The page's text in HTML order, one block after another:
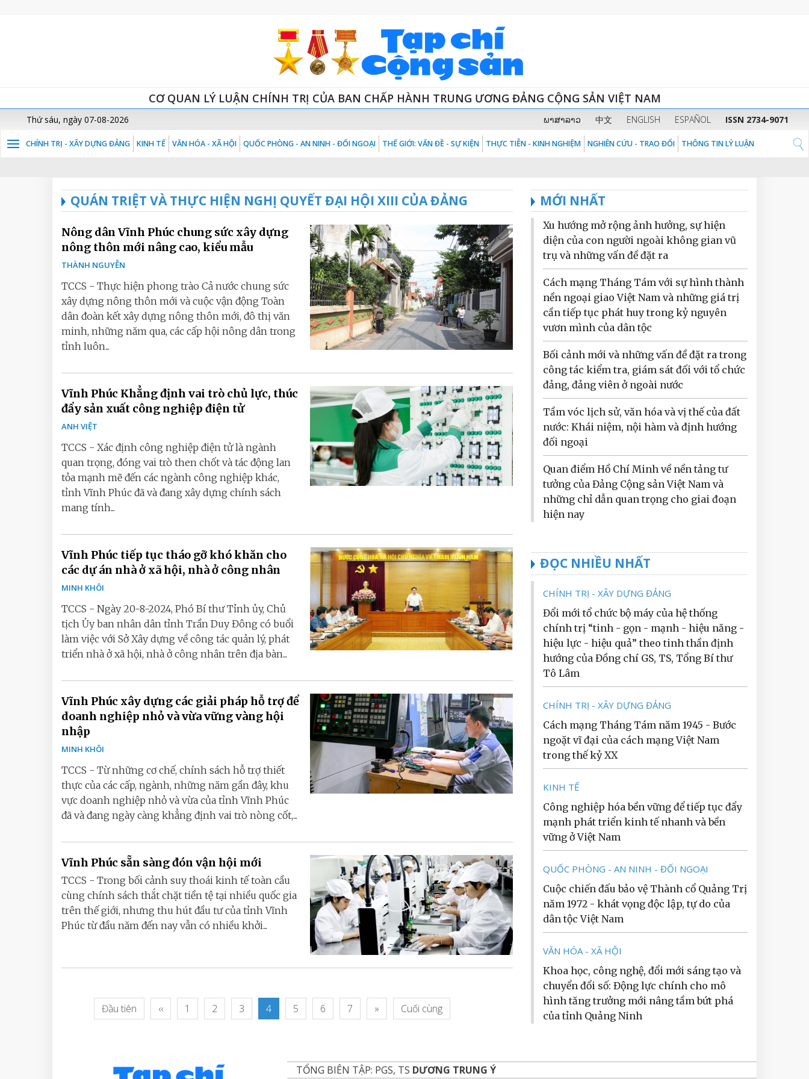
CƠ QUAN LÝ LUẬN CHÍNH TRỊ CỦA BAN CHẤP HÀNH TRUNG ƯƠNG ĐẢNG CỘNG SẢN VIỆT NAM
Thứ sáu, ngày 07-08-2026 ພາສາລາວ 中文 ENGLISH ESPAÑOL ISSN 2734-9071
CHÍNH TRỊ - XÂY DỰNG ĐẢNG KINH TẾ VĂN HÓA - XÃ HỘI QUỐC PHÒNG - AN NINH - ĐỐI NGOẠI THẾ GIỚI: VẤN ĐỀ - SỰ KIỆN THỰC TIỄN - KINH NGHIỆM NGHIÊN CỨU - TRAO ĐỔI THÔNG TIN LÝ LUẬN
QUÁN TRIỆT VÀ THỰC HIỆN NGHỊ QUYẾT ĐẠI HỘI XIII CỦA ĐẢNG
Nông dân Vĩnh Phúc chung sức xây dựng
nông thôn mới nâng cao, kiểu mẫu
THÀNH NGUYỄN
TCCS - Thực hiện phong trào Cả nước chung sức
xây dựng nông thôn mới và cuộc vận động Toàn
dân đoàn kết xây dựng nông thôn mới, đô thị văn
minh, những năm qua, các cấp hội nông dân trong
tỉnh luôn...
Vĩnh Phúc Khẳng định vai trò chủ lực, thúc
đẩy sản xuất công nghiệp điện tử
ANH VIỆT
TCCS - Xác định công nghiệp điện tử là ngành
quan trọng, đóng vai trò then chốt và tác động lan
tỏa mạnh mẽ đến các ngành công nghiệp khác,
tỉnh Vĩnh Phúc đã và đang xây dựng chính sách
mang tính...
Vĩnh Phúc tiếp tục tháo gỡ khó khăn cho
các dự án nhà ở xã hội, nhà ở công nhân
MINH KHÔI
TCCS - Ngày 20-8-2024, Phó Bí thư Tỉnh ủy, Chủ
tịch Ủy ban nhân dân tỉnh Trần Duy Đông có buổi
làm việc với Sở Xây dựng về công tác quản lý, phát
triển nhà ở xã hội, nhà ở công nhân trên địa bàn...
Vĩnh Phúc xây dựng các giải pháp hỗ trợ để
doanh nghiệp nhỏ và vừa vững vàng hội
nhập
MINH KHÔI
TCCS - Từ những cơ chế, chính sách hỗ trợ thiết
thực của các cấp, ngành, những năm gần đây, khu
vực doanh nghiệp nhỏ và vừa của tỉnh Vĩnh Phúc
đã và đang ngày càng khẳng định vai trò nòng cốt,...
Vĩnh Phúc sẵn sàng đón vận hội mới
TCCS - Trong bối cảnh suy thoái kinh tế toàn cầu
cùng chính sách thắt chặt tiền tệ tại nhiều quốc gia
trên thế giới, nhưng thu hút đầu tư của tỉnh Vĩnh
Phúc từ đầu năm đến nay vẫn có nhiều khởi...
Đầu tiên ‹‹ 1 2 3 4 5 6 7 » Cuối cùng
MỚI NHẤT
Xu hướng mở rộng ảnh hưởng, sự hiện
diện của con người ngoài không gian vũ
trụ và những vấn đề đặt ra
Cách mạng Tháng Tám với sự hình thành
nền ngoại giao Việt Nam và những giá trị
cần tiếp tục phát huy trong kỷ nguyên
vươn mình của dân tộc
Bối cảnh mới và những vấn đề đặt ra trong
công tác kiểm tra, giám sát đối với tổ chức
đảng, đảng viên ở ngoài nước
Tầm vóc lịch sử, văn hóa và vị thế của đất
nước: Khái niệm, nội hàm và định hướng
đối ngoại
Quan điểm Hồ Chí Minh về nền tảng tư
tưởng của Đảng Cộng sản Việt Nam và
những chỉ dẫn quan trọng cho giai đoạn
hiện nay
ĐỌC NHIỀU NHẤT
CHÍNH TRỊ - XÂY DỰNG ĐẢNG
Đổi mới tổ chức bộ máy của hệ thống
chính trị “tinh - gọn - mạnh - hiệu năng -
hiệu lực - hiệu quả” theo tinh thần định
hướng của Đồng chí GS, TS, Tổng Bí thư
Tô Lâm
CHÍNH TRỊ - XÂY DỰNG ĐẢNG
Cách mạng Tháng Tám năm 1945 - Bước
ngoặt vĩ đại của cách mạng Việt Nam
trong thế kỷ XX
KINH TẾ
Công nghiệp hóa bền vững để tiếp tục đẩy
mạnh phát triển kinh tế nhanh và bền
vững ở Việt Nam
QUỐC PHÒNG - AN NINH - ĐỐI NGOẠI
Cuộc chiến đấu bảo vệ Thành cổ Quảng Trị
năm 1972 - khát vọng độc lập, tự do của
dân tộc Việt Nam
VĂN HÓA - XÃ HỘI
Khoa học, công nghệ, đổi mới sáng tạo và
chuyển đổi số: Động lực chính cho mô
hình tăng trưởng mới nâng tầm bứt phá
của tỉnh Quảng Ninh
TỔNG BIÊN TẬP: PGS, TS DƯƠNG TRUNG Ý